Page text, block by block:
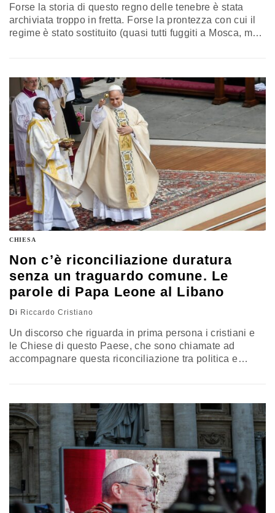
Forse la storia di questo regno delle tenebre è stata
archiviata troppo in fretta. Forse la prontezza con cui il
regime è stato sostituito (quasi tutti fuggiti a Mosca, ma
riconciliazione. La riflessione di Riccardo Cristiano
CHIESA
Non c’è riconciliazione duratura
senza un traguardo comune. Le
parole di Papa Leone al Libano
Di Riccardo Cristiano
Un discorso che riguarda in prima persona i cristiani e
le Chiese di questo Paese, che sono chiamate ad
accompagnare questa riconciliazione tra politica e
ci siano e che non derivino dall’emigrazione per la
durezza della crisi soprattutto economica, nascono
anche dallo sguardo che si assume. La riflessione di
Riccardo Cristiano